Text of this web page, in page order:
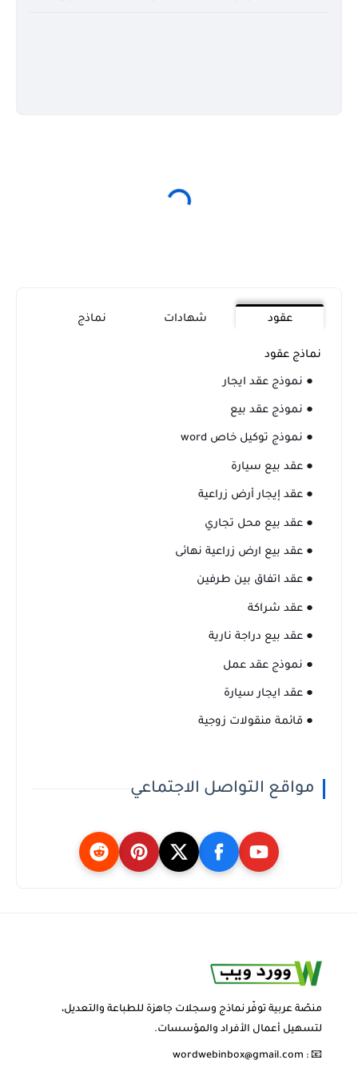
عقود شهادات نماذج
نماذج عقود
● نموذج عقد ايجار
● نموذج عقد بيع
● نموذج توكيل خاص word
● عقد بيع سيارة
● عقد إيجار أرض زراعية
● عقد بيع محل تجاري
● عقد بيع ارض زراعية نهائى
● عقد اتفاق بين طرفين
● عقد شراكة
● عقد بيع دراجة نارية
● نموذج عقد عمل
● عقد ايجار سيارة
● قائمة منقولات زوجية
مواقع التواصل الاجتماعي
منصّة عربية توفّر نماذج وسجلات جاهزة للطباعة والتعديل،
لتسهيل أعمال الأفراد والمؤسسات.
📧 :
wordwebinbox@gmail.com